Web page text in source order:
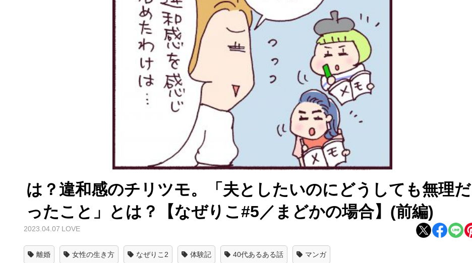
は？違和感のチリツモ。「夫としたいのにどうしても無理だ
ったこと」とは？【なぜりこ#5／まどかの場合】(前編)
2023.04.07 LOVE
離婚 女性の生き方 なぜりこ2 体験記 40代あるある話 マンガ